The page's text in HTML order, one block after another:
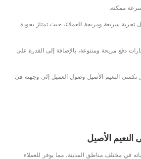
ممكنة.
تجربة سريعة ومريحة للعملاء، حيث تمتاز بجودة
دفع مريحة ومتنوعة، بالإضافة إلى القدرة على
تكسى النعيم الأصيل وصول العميل إلى وجهته في
الأصيل
في مختلف مناطق المدينة، مما يوفر للعملاء